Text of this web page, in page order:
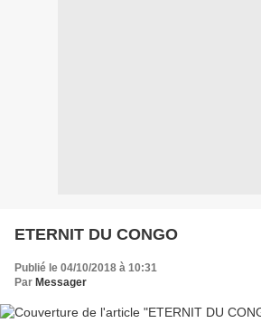
ETERNIT DU CONGO
Publié le 04/10/2018 à 10:31
Par Messager